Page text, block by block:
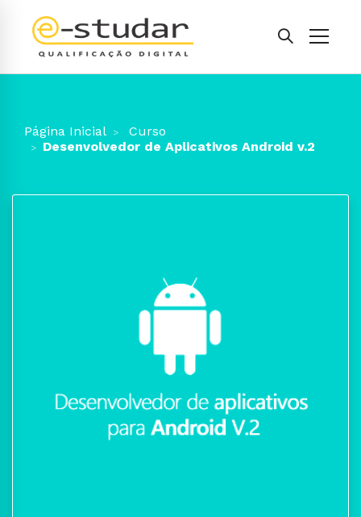
Página Inicial
Curso
Desenvolvedor de Aplicativos Android v.2